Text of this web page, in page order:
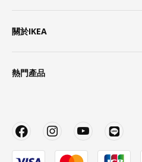
關於IKEA
熱門產品